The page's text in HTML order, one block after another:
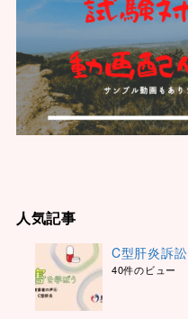
人気記事
C型肝炎訴訟
40件のビュー